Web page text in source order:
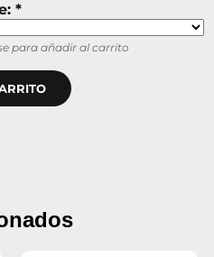
*
para añadir al carrito